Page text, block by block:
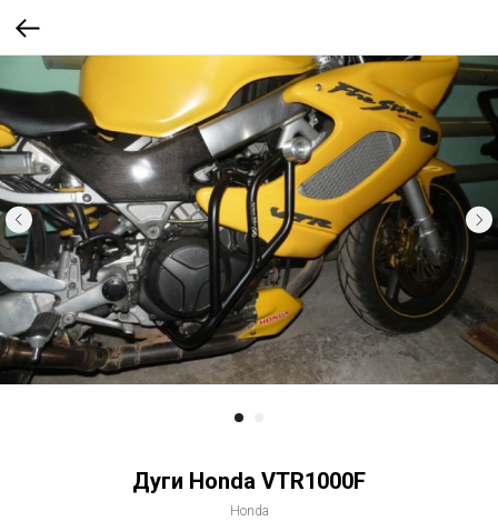
Дуги Honda VTR1000F
Honda